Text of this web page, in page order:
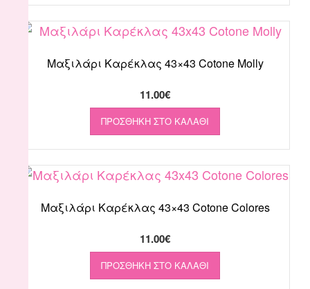
Μαξιλάρι Καρέκλας 43×43 Cotone Molly
11.00€
ΠΡΟΣΘΉΚΗ ΣΤΟ ΚΑΛΆΘΙ
Μαξιλάρι Καρέκλας 43×43 Cotone Colores
11.00€
ΠΡΟΣΘΉΚΗ ΣΤΟ ΚΑΛΆΘΙ